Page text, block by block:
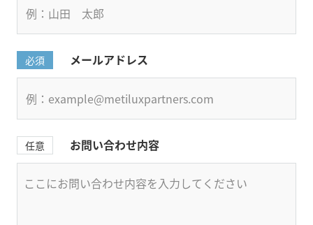
必須 メールアドレス
任意 お問い合わせ内容